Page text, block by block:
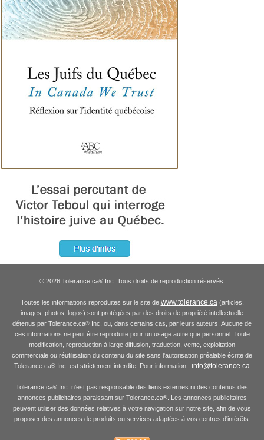
© 2026 Tolerance.ca®Inc. Tous droits de reproduction réservés.
Toutes les informations reproduites sur le site de www.tolerance.ca (articles,
images, photos, logos) sont protégées par des droits de propriété intellectuelle
détenus par Tolerance.ca® Inc. ou, dans certains cas, par leurs auteurs. Aucune de
ces informations ne peut être reproduite pour un usage autre que personnel. Toute
modification, reproduction à large diffusion, traduction, vente, exploitation
commerciale ou réutilisation du contenu du site sans l'autorisation préalable écrite de
Tolerance.ca® Inc. est strictement interdite. Pour information : info@tolerance.ca
Tolerance.ca® Inc. n'est pas responsable des liens externes ni des contenus des
annonces publicitaires paraissant sur Tolerance.ca®. Les annonces publicitaires
peuvent utiliser des données relatives à votre navigation sur notre site, afin de vous
proposer des annonces de produits ou services adaptées à vos centres d'intérêts.